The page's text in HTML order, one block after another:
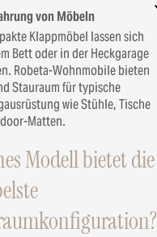
von Möbeln
Klappmöbel lassen sich
Bett oder in der Heckgarage
Robeta-Wohnmobile bieten
Stauraum für typische
wie Stühle, Tische
Matten.
Modell bietet die